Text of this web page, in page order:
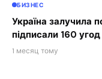
БИЗНЕС
Україна залучила
підписали 160
1 месяц тому